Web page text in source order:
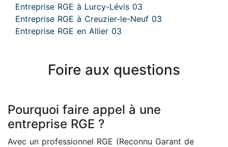
Entreprise RGE à Lurcy-Lévis 03
Entreprise RGE à Creuzier-le-Neuf 03
Entreprise RGE en Allier 03
Foire aux questions
Pourquoi faire appel à une
entreprise RGE ?
Avec un professionnel RGE (Reconnu Garant de